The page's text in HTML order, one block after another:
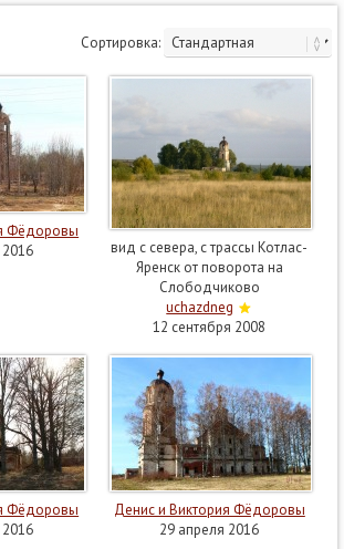
Сортировка:
Фёдоровы
вид с севера, с трассы Котлас-
Яренск от поворота на
Слободчиково
uchazdneg
12 сентября 2008
Фёдоровы
Денис и Виктория Фёдоровы
29 апреля 2016